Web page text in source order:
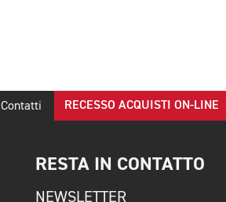
Contatti RECESSO ACQUISTI ON-LINE
RESTA IN CONTATTO
NEWSLETTER